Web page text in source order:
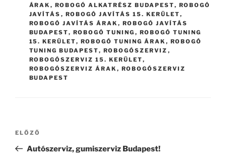
ÁRAK , ROBOGÓ ALKATRÉSZ BUDAPEST, ROBOGÓ
JAVÍTÁS , ROBOGÓ JAVÍTÁS 15. KERÜLET,
ROBOGÓ JAVÍTÁS ÁRAK , ROBOGÓ JAVÍTÁS
BUDAPEST, ROBOGÓ TUNING , ROBOGÓ TUNING
15. KERÜLET, ROBOGÓ TUNING ÁRAK , ROBOGÓ
TUNING BUDAPEST, ROBOGÓSZERVIZ ,
ROBOGÓSZERVIZ 15. KERÜLET,
ROBOGÓSZERVIZ ÁRAK , ROBOGÓSZERVIZ
BUDAPEST
Bejegyzés
Korábbi
bejegyzés
ELŐZŐ
Autószerviz, gumiszerviz Budapest!